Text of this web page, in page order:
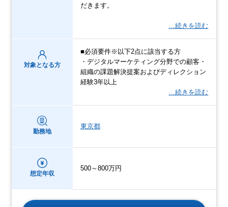
だきます。
…続きを読む
対象となる方
■必須要件※以下2点に該当する方
・デジタルマーケティング分野での顧客・
組織の課題解決提案およびディレクション
経験3年以上
…続きを読む
勤務地
東京都
想定年収
500～800万円